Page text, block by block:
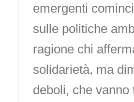
emergenti
sulle politiche
ragione chi
solidarietà, ma
deboli, che